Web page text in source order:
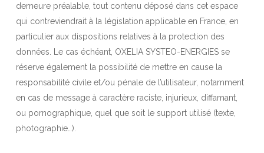
demeure préalable, tout contenu déposé dans cet espace
qui contreviendrait à la législation applicable en France, en
particulier aux dispositions relatives à la protection des
données. Le cas échéant, OXELIA SYSTEO-ENERGIES se
réserve également la possibilité de mettre en cause la
responsabilité civile et/ou pénale de l’utilisateur, notamment
en cas de message à caractère raciste, injurieux, diffamant,
ou pornographique, quel que soit le support utilisé (texte,
photographie…).